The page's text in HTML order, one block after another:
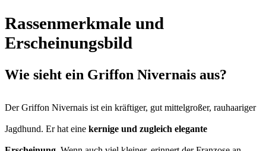
Rassenmerkmale und
Erscheinungsbild
Wie sieht ein Griffon Nivernais aus?
Der Griffon Nivernais ist ein kräftiger, gut mittelgroßer, rauhaariger
Jagdhund. Er hat eine kernige und zugleich elegante